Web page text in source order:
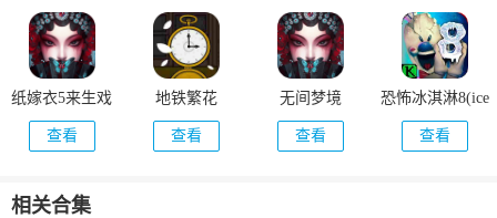
Banban)
纸嫁衣5来生戏
查看
地铁繁花
(Underground
Blossom)
查看
无间梦境
查看
恐怖冰淇淋8(ice
scream 8)
查看
相关合集